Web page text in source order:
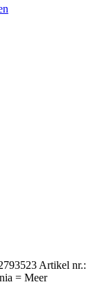
Artikel nr.:
= Meer